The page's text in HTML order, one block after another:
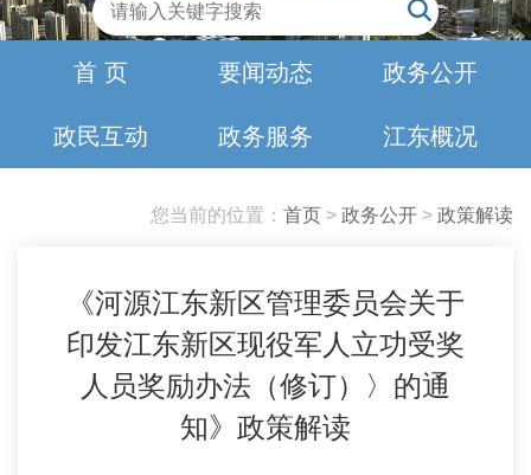
首 页 要闻动态 政务公开
政民互动 政务服务 江东概况
您当前的位置： 首页 > 政务公开 > 政策解读
《河源江东新区管理委员会关于
印发江东新区现役军人立功受奖
人员奖励办法（修订）〉的通
知》政策解读